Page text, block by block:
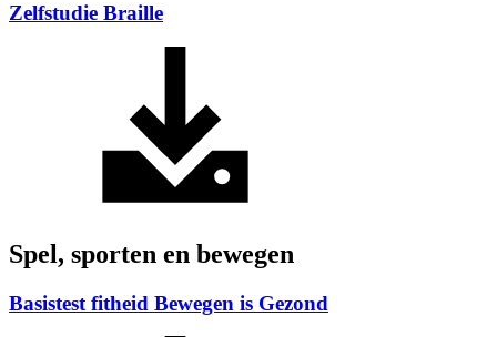
Zelfstudie Braille
Spel, sporten en bewegen
Basistest fitheid Bewegen is Gezond